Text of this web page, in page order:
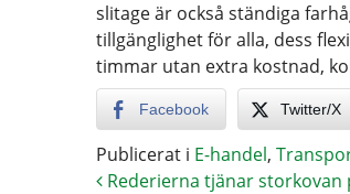
slitage är också ständiga
tillgänglighet för alla, dess
timmar utan extra kostnad,
Facebook Twitter/X
Publicerat i E-handel,
Rederierna tjänar storkovan